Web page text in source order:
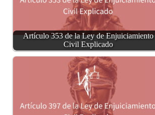
Artículo 353 de la Ley de Enjuiciamiento
Civil Explicado